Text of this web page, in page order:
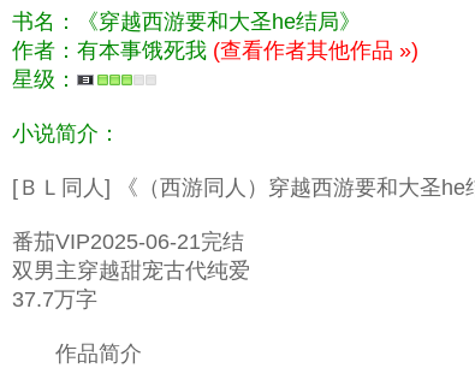
书名：《穿越西游要和大圣he结局》
作者：有本事饿死我 (查看作者其他作品 »)
星级：
小说简介：
[ＢＬ同人] 《（西游同人）穿越西游要和大圣he
番茄VIP2025-06-21完结
双男主穿越甜宠古代纯爱
37.7万字
作品简介